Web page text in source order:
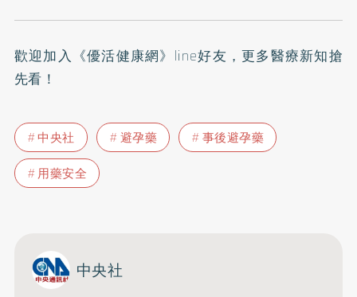
歡迎加入 《優活健康網》line好友 ，更多醫療新知搶
先看！
中央社 避孕藥
事後避孕藥
用藥安全
中央社